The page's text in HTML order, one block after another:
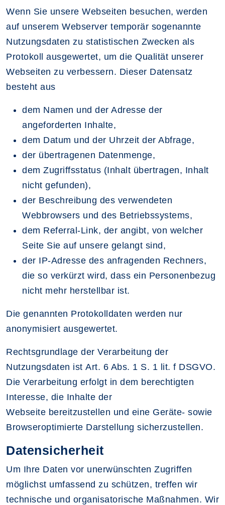
Wenn Sie unsere Webseiten besuchen, werden
auf unserem Webserver temporär sogenannte
Nutzungsdaten zu statistischen Zwecken als
Protokoll ausgewertet, um die Qualität unserer
Webseiten zu verbessern. Dieser Datensatz
besteht aus
dem Namen und der Adresse der
angeforderten Inhalte,
dem Datum und der Uhrzeit der Abfrage,
der übertragenen Datenmenge,
dem Zugriffsstatus (Inhalt übertragen, Inhalt
nicht gefunden),
der Beschreibung des verwendeten
Webbrowsers und des Betriebssystems,
dem Referral-Link, der angibt, von welcher
Seite Sie auf unsere gelangt sind,
der IP-Adresse des anfragenden Rechners,
die so verkürzt wird, dass ein Personenbezug
nicht mehr herstellbar ist.
Die genannten Protokolldaten werden nur
anonymisiert ausgewertet.
Rechtsgrundlage der Verarbeitung der
Nutzungsdaten ist Art. 6 Abs. 1 S. 1 lit. f DSGVO.
Die Verarbeitung erfolgt in dem berechtigten
Interesse, die Inhalte der
Webseite bereitzustellen und eine Geräte- sowie
Browseroptimierte Darstellung sicherzustellen.
Datensicherheit
Um Ihre Daten vor unerwünschten Zugriffen
möglichst umfassend zu schützen, treffen wir
technische und organisatorische Maßnahmen. Wir